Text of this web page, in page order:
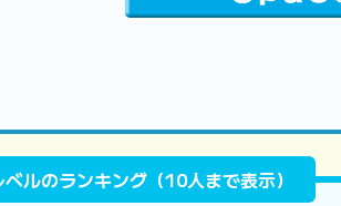
ベルのランキング（10人まで表示）